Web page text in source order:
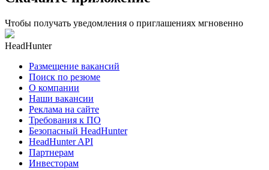
Чтобы получать уведомления о приглашениях мгновенно
HeadHunter
Размещение вакансий
Поиск по резюме
О компании
Наши вакансии
Реклама на сайте
Требования к ПО
Безопасный HeadHunter
HeadHunter API
Партнерам
Инвесторам